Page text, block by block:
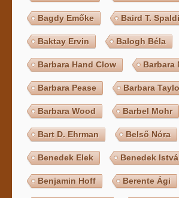
Bagdy Emőke Baird T.
Baktay Ervin Balogh Béla
Barbara Hand Clow Barbara
Barbara Pease Barbara
Barbara Wood Barbel Mohr
Bart D. Ehrman Belső Nóra
Benedek Elek Benedek
Benjamin Hoff Berente Ági